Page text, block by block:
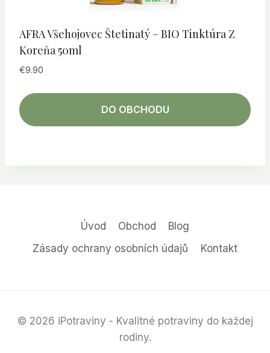
AFRA Všehojovec Štetinatý – BIO Tinktúra Z
Koreňa 50ml
€9.90
DO OBCHODU
Úvod Obchod
Blog
Zásady ochrany osobních údajů
Kontakt
© 2026 iPotraviny - Kvalitné potraviny do každej
rodiny.